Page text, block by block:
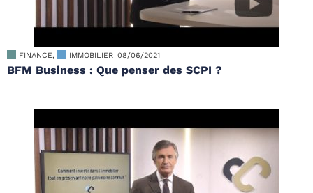
FINANCE, IMMOBILIER 08/06/2021
BFM Business : Que penser des SCPI ?